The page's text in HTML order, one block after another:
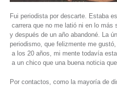
Fui periodista por descarte. Estaba
carrera que no me latió ni en lo más
y después de un año abandoné. La
periodismo, que felizmente me
a los 20 años, mi mente todavía
a un chico que una buena noticia
Por contactos, como la mayoría de